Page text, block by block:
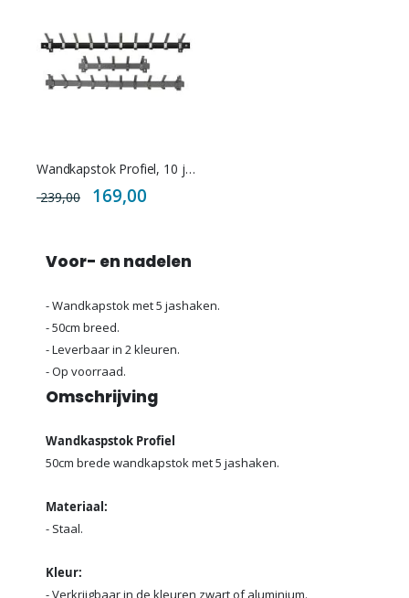
Wandkapstok Profiel, 10 jashaken - 100cm breed
239,00
Special
Price
169,00
Voor- en nadelen
- Wandkapstok met 5 jashaken.
- 50cm breed.
- Leverbaar in 2 kleuren.
- Op voorraad.
Omschrijving
Wandkaspstok Profiel
50cm brede wandkapstok met 5 jashaken.
Materiaal:
- Staal.
Kleur:
- Verkrijgbaar in de kleuren zwart of aluminium.